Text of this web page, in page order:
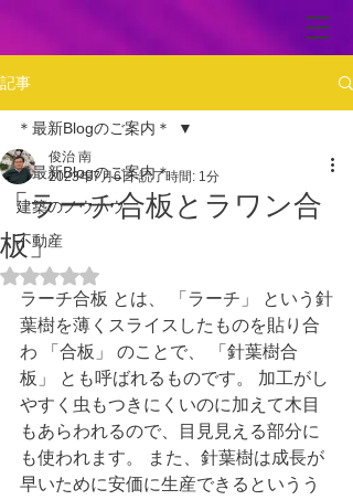
記事
＊最新Blogのご案内＊
建築のノウハウ
不動産
＊最新Blogのご案内＊
「ラーチ合板とラワン合
板」
俊治 南
2023年7月6日 読了時間: 1分
5つ星のうちNaNと評価されています。
ラーチ合板 とは、 「ラーチ」 という針
葉樹を薄くスライスしたものを貼り合
わ 「合板」 のことで、 「針葉樹合
板」 とも呼ばれるものです。 加工がし
やすく虫もつきにくいのに加えて木目
もあらわれるので、目見見える部分に
も使われます。 また、針葉樹は成長が
早いために安価に生産できるというう